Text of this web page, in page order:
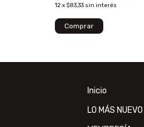
12x $83,33 sin interés
Inicio
LO MÁS NUEVO